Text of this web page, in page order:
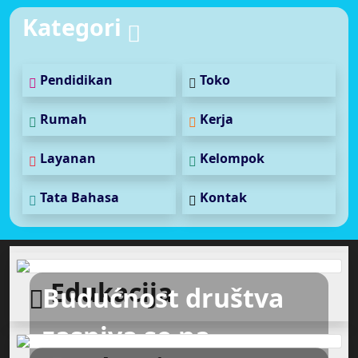
Kategori
Pendidikan Toko
Rumah Kerja
Layanan Kelompok
Tata Bahasa Kontak
Budućnost društva
zasniva se na
Edukacija